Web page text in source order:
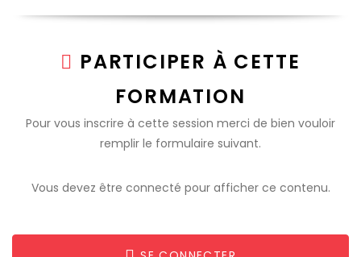
PARTICIPER À CETTE
FORMATION
Pour vous inscrire à cette session merci de bien vouloir
remplir le formulaire suivant.
Vous devez être connecté pour afficher ce contenu.